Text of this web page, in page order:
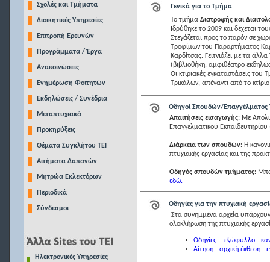
Σχολές και Τμήματα
Διοικητικές Υπηρεσίες
Επιτροπή Ερευνών
Προγράμματα / Έργα
Ανακοινώσεις
Ενημέρωση Φοιτητών
Εκδηλώσεις / Συνέδρια
Μεταπτυχιακά
Προκηρύξεις
Θέματα Συγκλήτου ΤΕΙ
Αιτήματα Δαπανών
Μητρώα Εκλεκτόρων
Περιοδικά
Σύνδεσμοι
Ηλεκτρονικές Υπηρεσίες
Γενικά για το Τμήμα
Το τμήμα Διατροφής και
Ιδρύθηκε το 2009 και δέχεται
Στεγάζεται προς το παρόν σε
Τροφίμων του Παραρτήματος
Καρδίτσας. Γειτνιάζει με τα
(βιβλιοθήκη, αμφιθέατρο
Οι κτιριακές εγκαταστάσεις
Τρικάλων, απέναντι από το
Οδηγoί Σπουδών/Επαγγέλματος
Απαιτήσεις εισαγωγής: Με
Επαγγελματικού
Διάρκεια των σπουδών: Η
πτυχιακής εργασίας και της
Οδηγός σπουδών τμήματος:
εδώ.
Οδηγίες για την πτυχιακή
Στα συνημμένα αρχεία
ολοκλήρωση της πτυχιακής
Οδηγίες - εξώφυλλο -
Αίτηση - αρχική έκθεση -